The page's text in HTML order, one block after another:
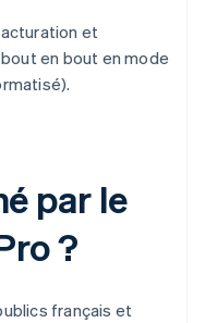
et
en bout en mode
par le
?
français et